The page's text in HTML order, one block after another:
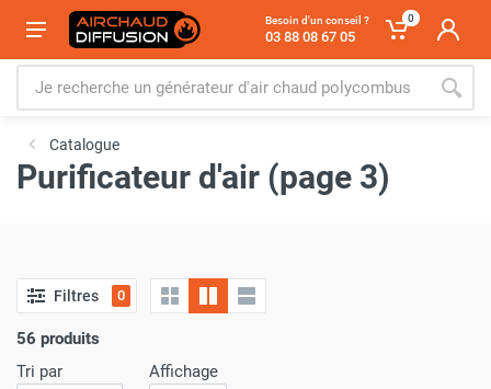
Besoin d'un conseil ?
03 88 08 67 05
0
Catalogue
Purificateur d'air (page 3)
Filtres 0
56 produits
Tri par
Affichage